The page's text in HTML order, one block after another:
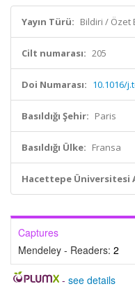
Yayın Türü: Bildiri / Özet
Cilt numarası: 205
Doi Numarası: 10.1016/
Basıldığı Şehir: Paris
Basıldığı Ülke: Fransa
Hacettepe Üniversitesi
Captures
Mendeley - Readers: 2
- see details